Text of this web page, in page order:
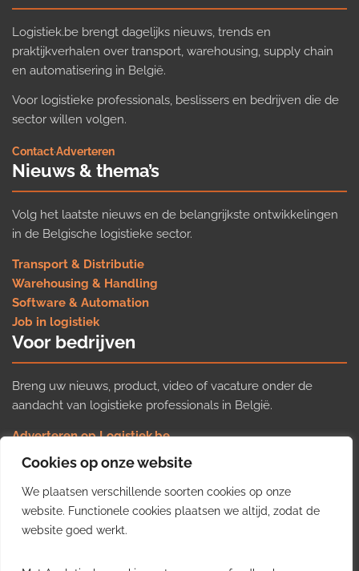
Cookies op onze website
We plaatsen verschillende soorten cookies op onze
website. Functionele cookies plaatsen we altijd, zodat de
website goed werkt.
Logistiek.be brengt dagelijks nieuws, trends en
praktijkverhalen over transport, warehousing, supply chain
en automatisering in België.
Voor logistieke professionals, beslissers en bedrijven die de
sector willen volgen.
Contact·Adverteren
Nieuws & thema’s
Volg het laatste nieuws en de belangrijkste ontwikkelingen
in de Belgische logistieke sector.
Transport & Distributie
Warehousing & Handling
Software & Automation
Job in logistiek
Voor bedrijven
Breng uw nieuws, product, video of vacature onder de
aandacht van logistieke professionals in België.
Adverteren op Logistiek.be
Nieuws insturen
Uw video op Logistiek.TV
Job plaatsen
Gratis wekelijkse update